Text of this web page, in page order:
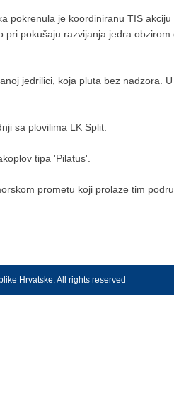
pokrenula je koordiniranu TIS
pokušaju razvijanja jedra
jedrilici, koja pluta bez nadzora.
sa plovilima LK Split.
tipa 'Pilatus'.
prometu koji prolaze tim
Hrvatske. All rights reserved